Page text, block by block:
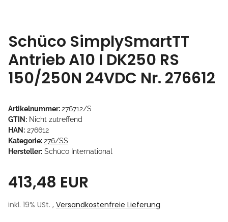
Schüco SimplySmartTT
Antrieb A10 I DK250 RS
150/250N 24VDC Nr. 276612
Artikelnummer:276712/S
GTIN: Nicht zutreffend
HAN: 276612
Kategorie:276/SS
Hersteller: Schüco International
413,48 EUR
inkl. 19% USt. , Versandkostenfreie Lieferung